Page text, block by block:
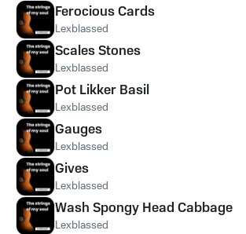
Ferocious Cards
Lexblassed
Scales Stones
Lexblassed
Pot Likker Basil
Lexblassed
Gauges
Lexblassed
Gives
Lexblassed
Wash Spongy Head Cabbage
Lexblassed